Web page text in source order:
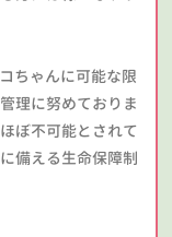
ちゃんに可能な限
理に努めておりま
ぼ不可能とされて
備える生命保障制